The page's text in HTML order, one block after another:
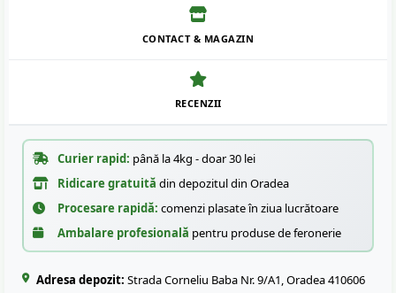
CONTACT & MAGAZIN
RECENZII
Curier rapid: până la 4kg - doar 30 lei
Ridicare gratuită din depozitul din Oradea
Procesare rapidă: comenzi plasate în ziua lucrătoare
Ambalare profesională pentru produse de feronerie
Adresa depozit: Strada Corneliu Baba Nr. 9/A1, Oradea 410606